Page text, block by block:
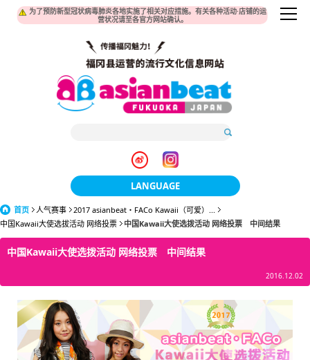
为了预防新型冠状病毒肺炎各地实施了相关对应措施。有关各种活动·店铺的运
营状况请至各官方网站确认。
LANGUAGE
日本語
한국어
English
ภาษาไทย
首页 人气赛事
2017 asianbeat・FACo Kawaii（可爱）...
中国Kawaii大使选拔活动 网络投票
中国Kawaii大使选拨活动 网络投票 中间结果
中国Kawaii大使选拨活动 网络投票 中间结果
2016.12.02